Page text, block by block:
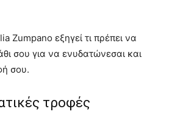
Zumpano εξηγεί τι πρέπει να
σου για να ενυδατώνεσαι και
σου.
τροφές